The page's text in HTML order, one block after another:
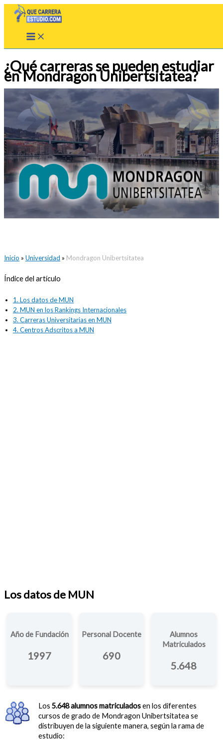
¿Qué carreras se pueden estudiar
en Mondragon Unibertsitatea?
Inicio » Universidad » Mondragon Unibertsitatea
Índice del artículo
1. Los datos de MUN
2. MUN en los Rankings Internacionales
3. Carreras Universitarias en MUN
4. Centros Adscritos a MUN
Los datos de MUN
Año de Fundación
1997
Personal Docente
690
Alumnos
Matriculados
5.648
Los 5.648 alumnos matriculadosen los diferentes
cursos de grado de Mondragon Unibertsitatea se
distribuyen de la siguiente manera, según la rama de
estudio: